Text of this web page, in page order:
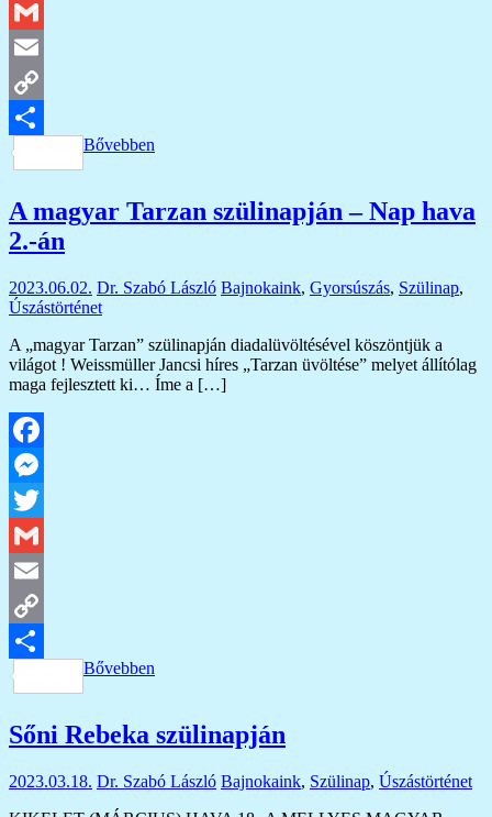
Twitter
Gmail
Email
Copy
Link
Ossza
Bővebben
A magyar Tarzan szülinapján – Nap hava
2.-án
2023.06.02. Dr. Szabó László Bajnokaink, Gyorsúszás, Szülinap,
Úszástörténet
A „magyar Tarzan” szülinapján diadalüvöltésével köszöntjük a
világot ! Weissmüller Jancsi híres „Tarzan üvöltése” melyet állítólag
maga fejlesztett ki… Íme a […]
Facebook
Messenger
Twitter
Gmail
Email
Copy
Link
Ossza
Bővebben
Sőni Rebeka szülinapján
2023.03.18. Dr. Szabó László Bajnokaink, Szülinap, Úszástörténet